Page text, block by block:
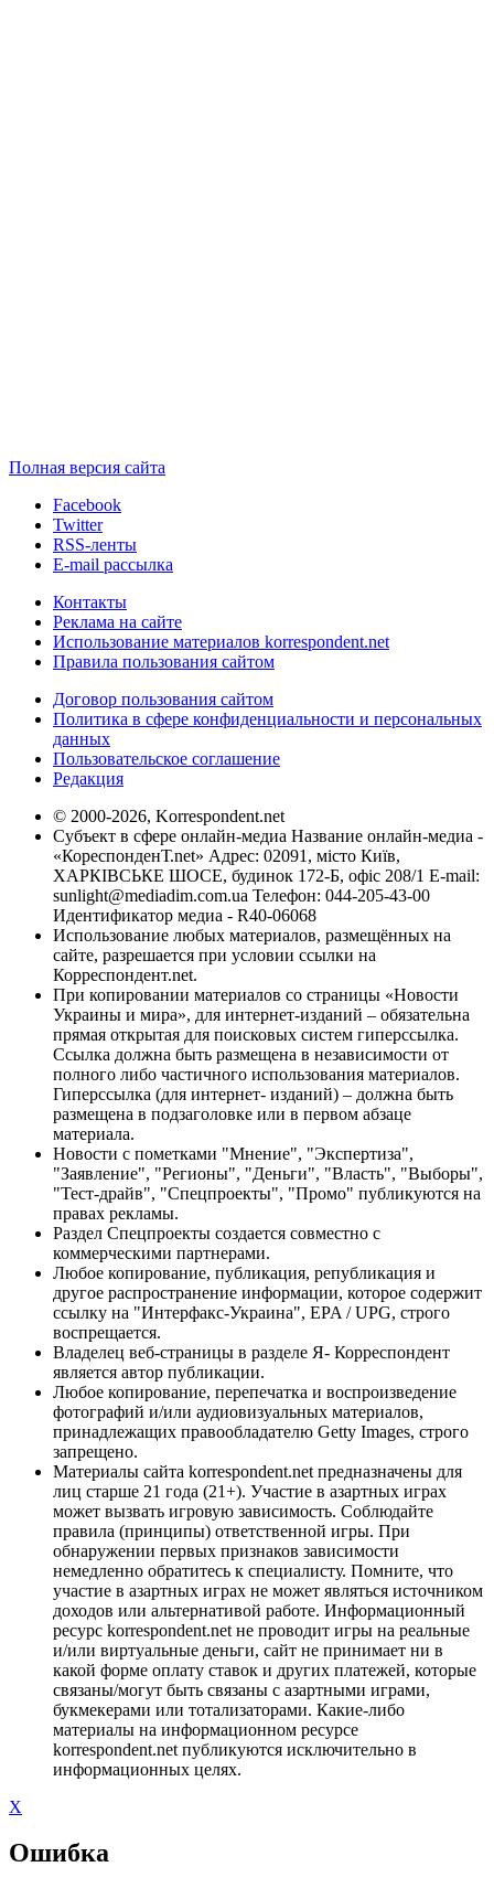
Полная версия сайта
Facebook
Twitter
RSS-ленты
E-mail рассылка
Контакты
Реклама на сайте
Использование материалов korrespondent.net
Правила пользования сайтом
Договор пользования сайтом
Политика в сфере конфиденциальности и персональных
данных
Пользовательское соглашение
Редакция
© 2000-2026, Korrespondent.net
Субъект в сфере онлайн-медиа Название онлайн-медиа -
«КореспонденТ.net» Адрес: 02091, місто Київ,
ХАРКІВСЬКЕ ШОСЕ, будинок 172-Б, офіс 208/1 E-mail:
sunlight@mediadim.com.ua Телефон: 044-205-43-00
Идентификатор медиа - R40-06068
Использование любых материалов, размещённых на
сайте, разрешается при условии ссылки на
Корреспондент.net.
При копировании материалов со страницы «Новости
Украины и мира», для интернет-изданий – обязательна
прямая открытая для поисковых систем гиперссылка.
Ссылка должна быть размещена в независимости от
полного либо частичного использования материалов.
Гиперссылка (для интернет- изданий) – должна быть
размещена в подзаголовке или в первом абзаце
материала.
Новости с пометками "Мнение", "Экспертиза",
"Заявление", "Регионы", "Деньги", "Власть", "Выборы",
"Тест-драйв", "Спецпроекты", "Промо" публикуются на
правах рекламы.
Раздел Спецпроекты создается совместно с
коммерческими партнерами.
Любое копирование, публикация, републикация и
другое распространение информации, которое содержит
ссылку на "Интерфакс-Украина", EPA / UPG, строго
воспрещается.
Владелец веб-страницы в разделе Я- Корреспондент
является автор публикации.
Любое копирование, перепечатка и воспроизведение
фотографий и/или аудиовизуальных материалов,
принадлежащих правообладателю Getty Images, строго
запрещено.
Материалы сайта korrespondent.net предназначены для
лиц старше 21 года (21+). Участие в азартных играх
может вызвать игровую зависимость. Соблюдайте
правила (принципы) ответственной игры. При
обнаружении первых признаков зависимости
немедленно обратитесь к специалисту. Помните, что
участие в азартных играх не может являться источником
доходов или альтернативой работе. Информационный
ресурс korrespondent.net не проводит игры на реальные
и/или виртуальные деньги, сайт не принимает ни в
какой форме оплату ставок и других платежей, которые
связаны/могут быть связаны с азартными играми,
букмекерами или тотализаторами. Какие-либо
материалы на информационном ресурсе
korrespondent.net публикуются исключительно в
информационных целях.
X
Ошибка